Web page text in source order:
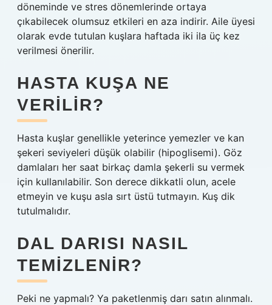
döneminde ve stres dönemlerinde ortaya
çıkabilecek olumsuz etkileri en aza indirir. Aile üyesi
olarak evde tutulan kuşlara haftada iki ila üç kez
verilmesi önerilir.
HASTA KUŞA NE
VERILIR?
Hasta kuşlar genellikle yeterince yemezler ve kan
şekeri seviyeleri düşük olabilir (hipoglisemi). Göz
damlaları her saat birkaç damla şekerli su vermek
için kullanılabilir. Son derece dikkatli olun, acele
etmeyin ve kuşu asla sırt üstü tutmayın. Kuş dik
tutulmalıdır.
DAL DARISI NASIL
TEMIZLENIR?
Peki ne yapmalı? Ya paketlenmiş darı satın alınmalı.